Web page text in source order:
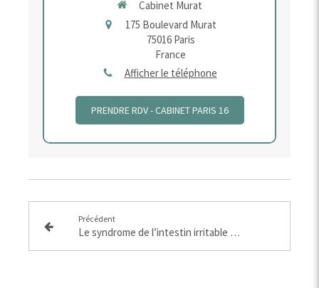
Cabinet Murat
175 Boulevard Murat
75016 Paris
France
Afficher le téléphone
PRENDRE RDV - CABINET PARIS 16
Précédent
Le syndrome de l’intestin irritable : comprendre, vivre avec et soigner ensemble